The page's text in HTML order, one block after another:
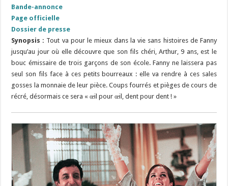
Bande-annonce
Page officielle
Dossier de presse
Synopsis : Tout va pour le mieux dans la vie sans histoires de Fanny
jusqu’au jour où elle découvre que son fils chéri, Arthur, 9 ans, est le
bouc émissaire de trois garçons de son école. Fanny ne laissera pas
seul son fils face à ces petits bourreaux : elle va rendre à ces sales
gosses la monnaie de leur pièce. Coups fourrés et pièges de cours de
récré, désormais ce sera « œil pour œil, dent pour dent ! »